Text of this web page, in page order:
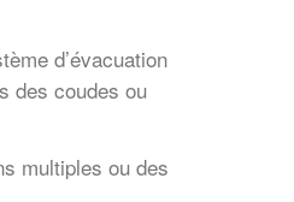
d’évacuation
des coudes ou
multiples ou des